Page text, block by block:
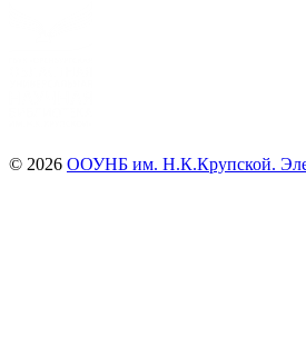
© 2026 ООУНБ им. Н.К.Крупской.